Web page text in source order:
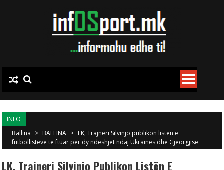
INFO
Ballina > BALLINA > LK, Trajneri Silvinjo publikon listën e
futbollistëve të ftuar për dy ndeshjet ndaj Ukrainës dhe Gjeorgjisë
LK, Trajneri Silvinjo Publikon Listën E